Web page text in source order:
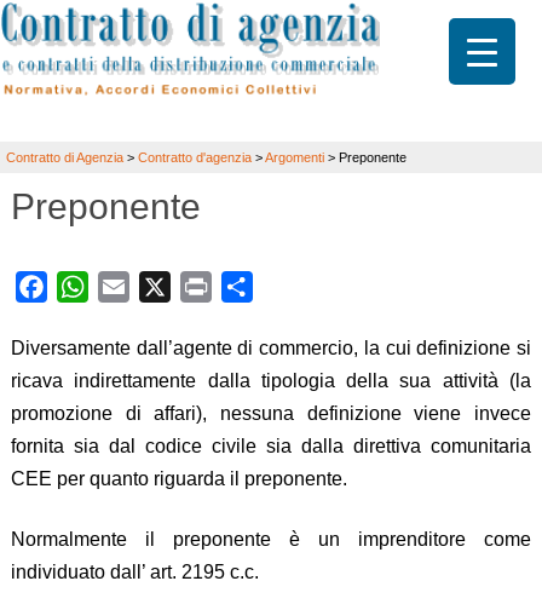
Contratto di Agenzia > Contratto d'agenzia >Argomenti > Preponente
Preponente
FacebookWhatsApp
Email Print
Diversamente dall’agente di commercio, la cui definizione si
ricava indirettamente dalla tipologia della sua attività (la
promozione di affari), nessuna definizione viene invece
fornita sia dal codice civile sia dalla direttiva comunitaria
CEE per quanto riguarda il preponente.
Normalmente il preponente è un imprenditore come
individuato dall’ art. 2195 c.c.